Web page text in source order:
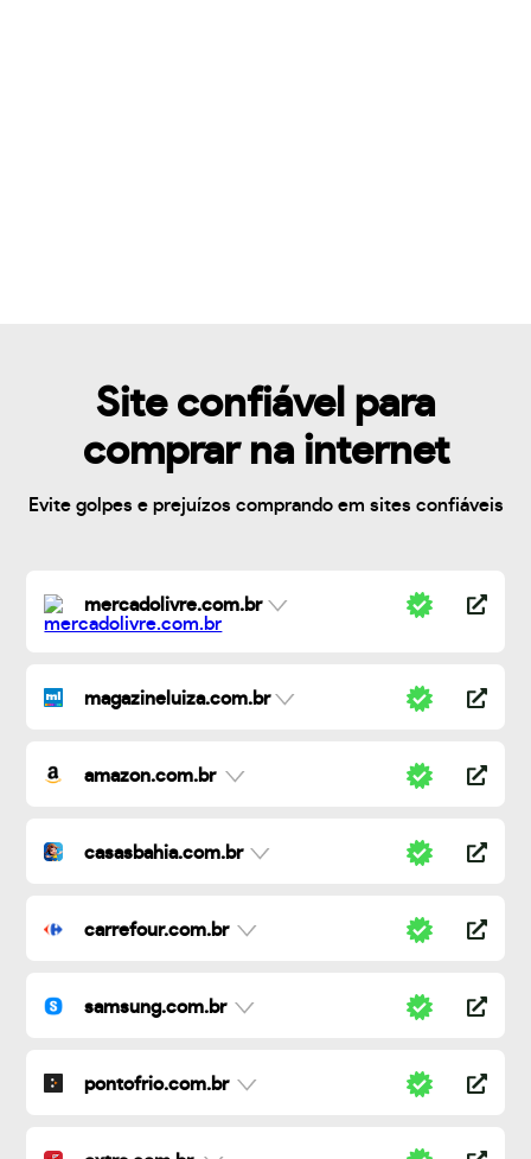
Site confiável para
comprar na internet
Evite golpes e prejuízos comprando em sites confiáveis
mercadolivre.com.br
magazineluiza.com.br
amazon.com.br
casasbahia.com.br
carrefour.com.br
samsung.com.br
pontofrio.com.br